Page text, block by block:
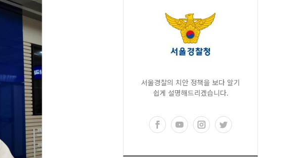
서울경찰의 치안 정책을 보다 알기
쉽게 설명해드리겠습니다.